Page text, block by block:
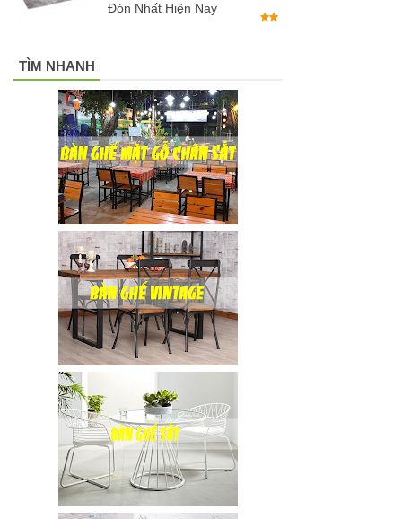
xám GLM27-
cho quán
cafe, cửa
hàng tại
Tp.HCM
Ghế chân
xoay mặt
ngồi đệm
GLM48-ghế
tiếp khách,
văn phòng
tại Tp.HCM
Bàn tròn
khách mặt
đá trắng,
Đón Nhất Hiện Nay
TÌM NHANH